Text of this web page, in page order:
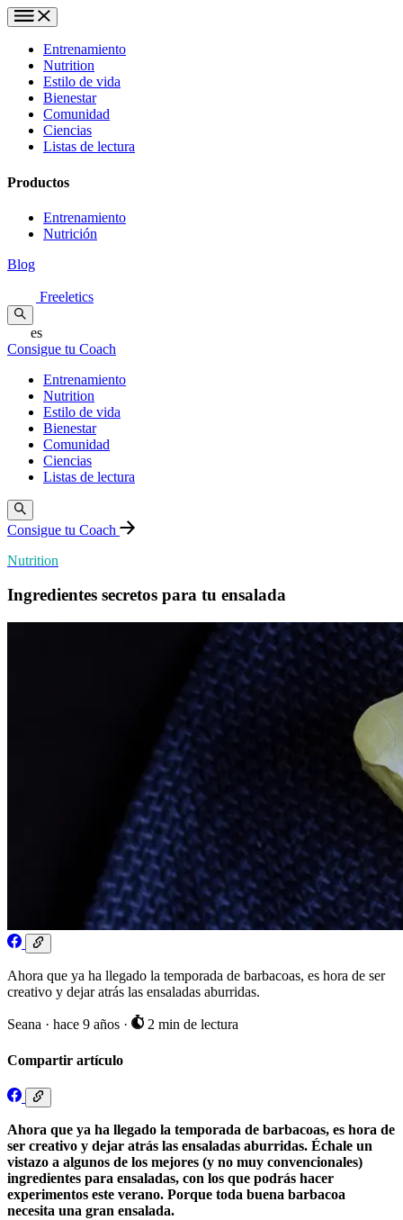
Entrenamiento
Nutrition
Estilo de vida
Bienestar
Comunidad
Ciencias
Listas de lectura
Productos
Entrenamiento
Nutrición
Blog
Freeletics
es
Consigue tu Coach
Entrenamiento
Nutrition
Estilo de vida
Bienestar
Comunidad
Ciencias
Listas de lectura
Consigue tu Coach
Nutrition
Ingredientes secretos para tu ensalada
Ahora que ya ha llegado la temporada de barbacoas, es hora de ser
creativo y dejar atrás las ensaladas aburridas.
Seana · hace 9 años · 2 min de lectura
Compartir artículo
Ahora que ya ha llegado la temporada de barbacoas, es hora de
ser creativo y dejar atrás las ensaladas aburridas. Échale un
vistazo a algunos de los mejores (y no muy convencionales)
ingredientes para ensaladas, con los que podrás hacer
experimentos este verano. Porque toda buena barbacoa
necesita una gran ensalada.